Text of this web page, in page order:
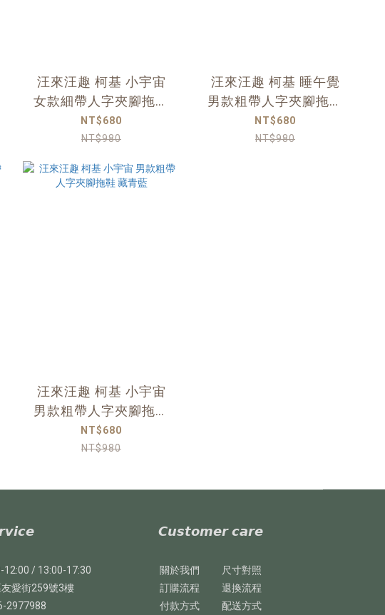
汪來汪趣 柯基 小宇宙
女款細帶人字夾腳拖鞋
藏青藍
NT$680
NT$980
汪來汪趣 柯基 睡午覺
男款粗帶人字夾腳拖鞋
牛奶白
NT$680
NT$980
汪來汪趣 柯基 小宇宙
男款粗帶人字夾腳拖鞋
藏青藍
NT$680
NT$980
12:00 / 13:00-17:30
愛街259號3樓
2977988
𝘾𝙪𝙨𝙩𝙤𝙢𝙚𝙧 𝙘𝙖𝙧𝙚
關於我們
尺寸對照
訂購流程
退換流程
付款方式
配送方式